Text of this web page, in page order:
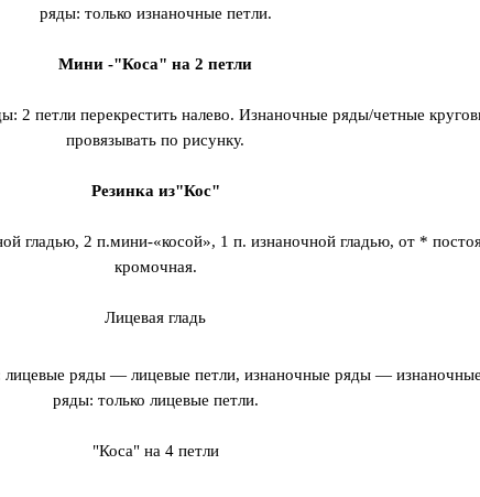
ряды: только изнаночные петли.
Мини -"Коса" на 2 петли
2 петли перекрестить налево. Изнаночные ряды/четные
провязывать по рисунку.
Резинка из"Кос"
гладью, 2 п.мини-«косой», 1 п. изнаночной гладью, от *
кромочная.
Лицевая гладь
ряды — лицевые петли, изнаночные ряды —
ряды: только лицевые петли.
"Коса" на 4 петли